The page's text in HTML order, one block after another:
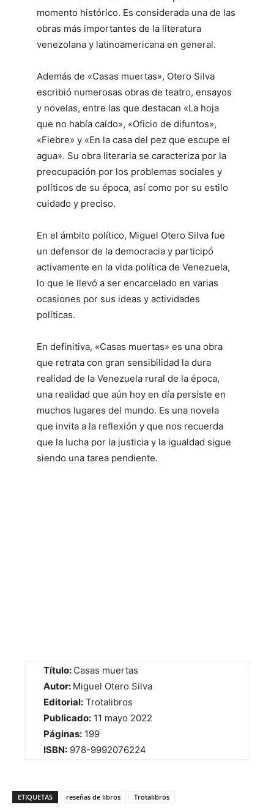
momento histórico. Es considerada una de las
obras más importantes de la literatura
venezolana y latinoamericana en general.
Además de «Casas muertas», Otero Silva
escribió numerosas obras de teatro, ensayos
y novelas, entre las que destacan «La hoja
que no había caído», «Oficio de difuntos»,
«Fiebre» y «En la casa del pez que escupe el
agua». Su obra literaria se caracteriza por la
preocupación por los problemas sociales y
políticos de su época, así como por su estilo
cuidado y preciso.
En el ámbito político, Miguel Otero Silva fue
un defensor de la democracia y participó
activamente en la vida política de Venezuela,
lo que le llevó a ser encarcelado en varias
ocasiones por sus ideas y actividades
políticas.
En definitiva, «Casas muertas» es una obra
que retrata con gran sensibilidad la dura
realidad de la Venezuela rural de la época,
una realidad que aún hoy en día persiste en
muchos lugares del mundo. Es una novela
que invita a la reflexión y que nos recuerda
que la lucha por la justicia y la igualdad sigue
siendo una tarea pendiente.
Título: Casas muertas
Autor: Miguel Otero Silva
Editorial: Trotalibros
Publicado: 11 mayo 2022
Páginas: 199
ISBN: 978-9992076224
ETIQUETAS reseñas de libros Trotalibros